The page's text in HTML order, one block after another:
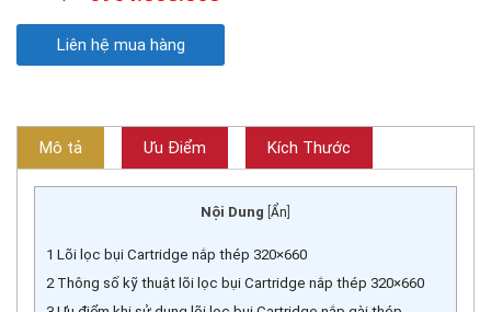
Liên hệ mua hàng
Mô tả Ưu Điểm Kích Thước
Nội Dung Ẩn
1 Lõi lọc bụi Cartridge nắp thép 320×660
2 Thông số kỹ thuật lõi lọc bụi Cartridge nắp thép 320×660